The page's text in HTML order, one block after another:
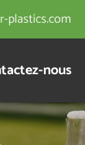
plastics.com
nous